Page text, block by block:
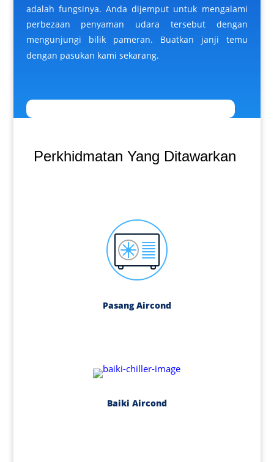
adalah fungsinya. Anda dijemput untuk mengalami
perbezaan penyaman udara tersebut dengan
mengunjungi bilik pameran. Buatkan janji temu
dengan pasukan kami sekarang.
Perkhidmatan Yang Ditawarkan
Pasang Aircond
Baiki Aircond